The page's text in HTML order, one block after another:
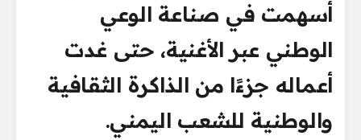
أسهمت في صناعة الوعي
الوطني عبر الأغنية، حتى غدت
أعماله جزءًا من الذاكرة الثقافية
والوطنية للشعب اليمني.